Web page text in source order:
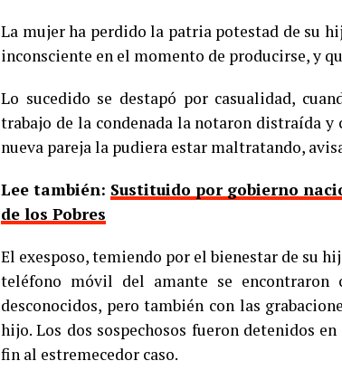
La mujer ha perdido la patria potestad de su
inconsciente en el momento de producirse, y
Lo sucedido se destapó por casualidad,
trabajo de la condenada la notaron distraída y
nueva pareja la pudiera estar maltratando,
Lee también: Sustituido por gobierno
de los Pobres
El exesposo, temiendo por el bienestar de su
teléfono móvil del amante se encontraron
desconocidos, pero también con las
hijo. Los dos sospechosos fueron detenidos
fin al estremecedor caso.